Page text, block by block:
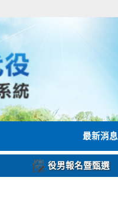
最新消息
役男報名暨甄選